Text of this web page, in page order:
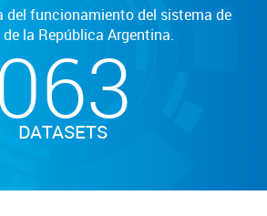
del funcionamiento del sistema de
la República Argentina.
063
DATASETS